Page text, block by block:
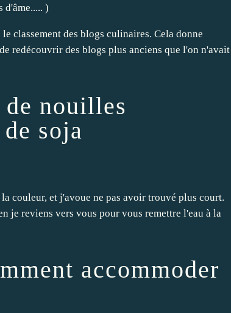
d'âme..... )
classement des blogs culinaires. Cela donne
redécouvrir des blogs plus anciens que l'on n'avait
nouilles
soja
couleur, et j'avoue ne pas avoir trouvé plus court.
je reviens vers vous pour vous remettre l'eau à la
accommoder